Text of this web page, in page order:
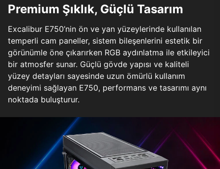
Premium Şıklık, Güçlü Tasarım
Excalibur E750’nin ön ve yan yüzeylerinde kullanılan
temperli cam paneller, sistem bileşenlerini estetik bir
görünümle öne çıkarırken RGB aydınlatma ile etkileyici
bir atmosfer sunar. Güçlü gövde yapısı ve kaliteli
yüzey detayları sayesinde uzun ömürlü kullanım
deneyimi sağlayan E750, performans ve tasarımı aynı
noktada buluşturur.